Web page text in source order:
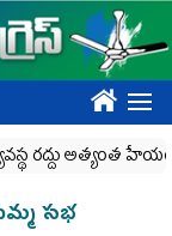
????
అత్యంత హేయం
సభ